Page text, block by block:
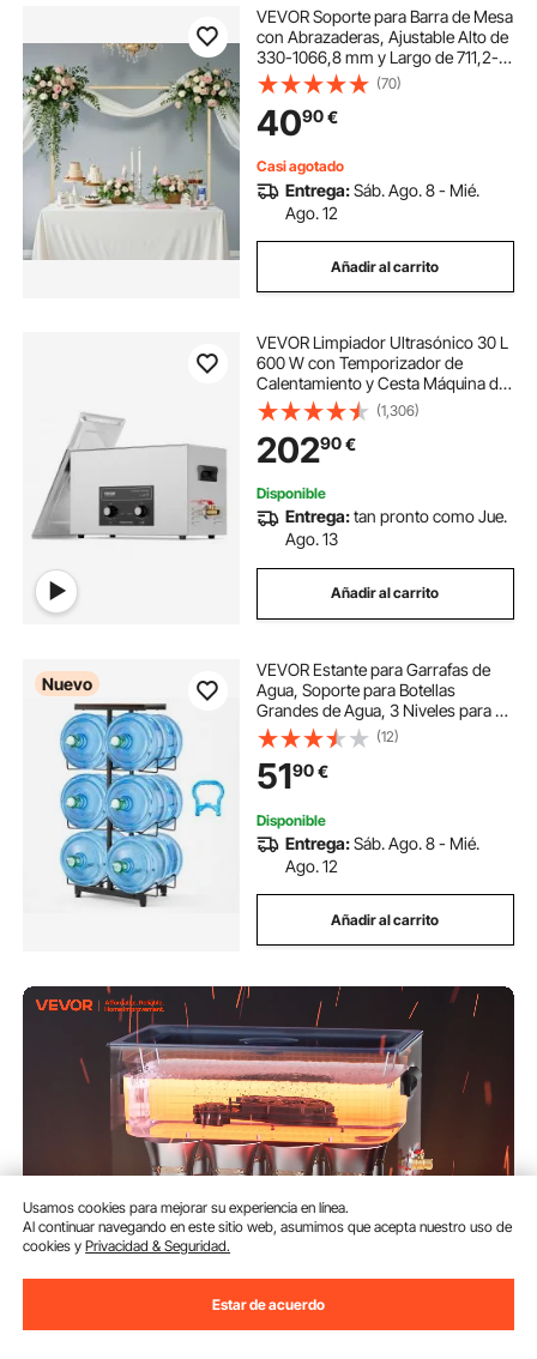
VEVOR Soporte para Barra de Mesa
con Abrazaderas, Ajustable Alto de
330-1066,8 mm y Largo de 711,2-
2489,2 mm, Soporte de Arco de
Mesa de Metal con Ratán para
Decoración de Fiestas, Bodas,
Dorado
(70)
4090€
Casi agotado
Entrega:Sáb. Ago. 8 - Mié.
Ago. 12
Añadir al carrito
VEVOR Limpiador Ultrasónico 30 L
600 W con Temporizador de
Calentamiento y Cesta Máquina de
Cavitación Sónica Digital para
Herramientas de Laboratorio,
Piezas Metálicas, Carburador,
Piezas de Auto
(1,306)
20290€
Disponible
Entrega:tan pronto como Jue.
Ago. 13
Añadir al carrito
Nuevo
VEVOR Estante para Garrafas de
Agua, Soporte para Botellas
Grandes de Agua, 3 Niveles para 6
Botellones, Estructura Metálica,
Organizador de Almacenamiento
Plegable para Oficina Comedor Sala
de Estar
(12)
5190€
Disponible
Entrega:Sáb. Ago. 8 - Mié.
Ago. 12
Añadir al carrito
30 L 600 W con Temporizador
de Calentamiento y Cesta
Usamos cookies para mejorar su experiencia en línea.
Al continuar navegando en este sitio web, asumimos que acepta nuestro uso de
cookies yPrivacidad & Seguridad.
Estar de acuerdo